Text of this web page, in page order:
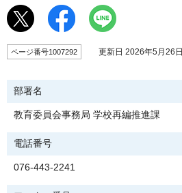
ページ番号1007292 更新日 2026年5月26日
部署名
教育委員会事務局 学校再編推進課
電話番号
076-443-2241